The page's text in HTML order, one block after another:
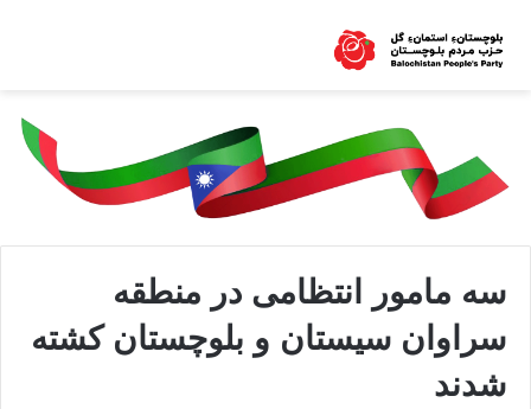
سه مامور انتظامی در منطقه
سراوان سیستان و بلوچستان کشته
شدند